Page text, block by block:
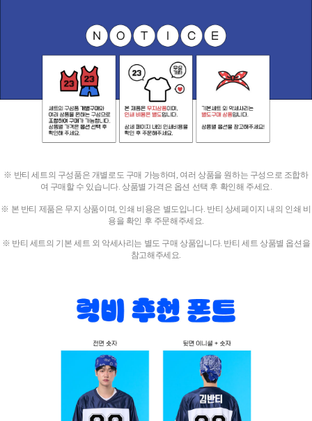
※ 반티 세트의 구성품은 개별로도 구매 가능하며, 여러 상품을 원하는 구성으로 조합하
여 구매할 수 있습니다. 상품별 가격은 옵션 선택 후 확인해 주세요.
※ 본 반티 제품은 무지 상품이며, 인쇄 비용은 별도입니다. 반티 상세페이지 내의 인쇄 비
용을 확인 후 주문해주세요.
※ 반티 세트의 기본 세트 외 악세사리는 별도 구매 상품입니다. 반티 세트 상품별 옵션을
참고해주세요.